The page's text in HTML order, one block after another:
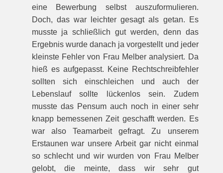
eine Bewerbung selbst auszuformulieren.
Doch, das war leichter gesagt als getan. Es
musste ja schließlich gut werden, denn das
Ergebnis wurde danach ja vorgestellt und jeder
kleinste Fehler von Frau Melber analysiert. Da
hieß es aufgepasst. Keine Rechtschreibfehler
sollten sich einschleichen und auch der
Lebenslauf sollte lückenlos sein. Zudem
musste das Pensum auch noch in einer sehr
knapp bemessenen Zeit geschafft werden. Es
war also Teamarbeit gefragt. Zu unserem
Erstaunen war unsere Arbeit gar nicht einmal
so schlecht und wir wurden von Frau Melber
gelobt, die meinte, dass wir sehr gut